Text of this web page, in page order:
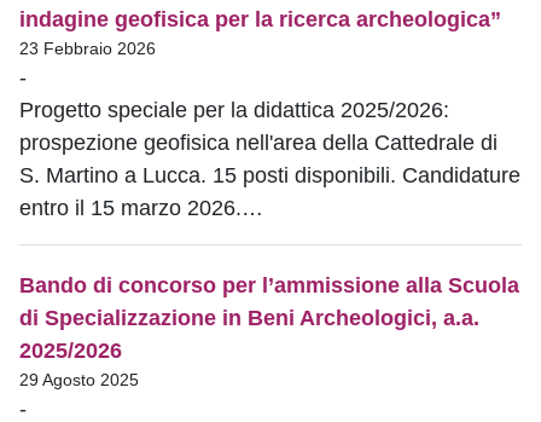
indagine geofisica per la ricerca archeologica”
23 Febbraio 2026
-
Progetto speciale per la didattica 2025/2026:
prospezione geofisica nell'area della Cattedrale di
S. Martino a Lucca. 15 posti disponibili. Candidature
entro il 15 marzo 2026.…
Bando di concorso per l’ammissione alla Scuola
di Specializzazione in Beni Archeologici, a.a.
2025/2026
29 Agosto 2025
-